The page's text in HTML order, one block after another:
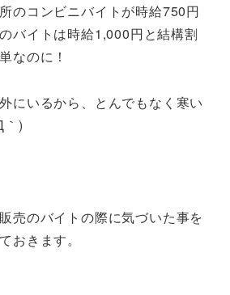
のコンビニバイトが時給750円
バイトは時給1,000円と結構割
なのに！
いるから、とんでもなく寒い
｀)
売のバイトの際に気づいた事を
おきます。